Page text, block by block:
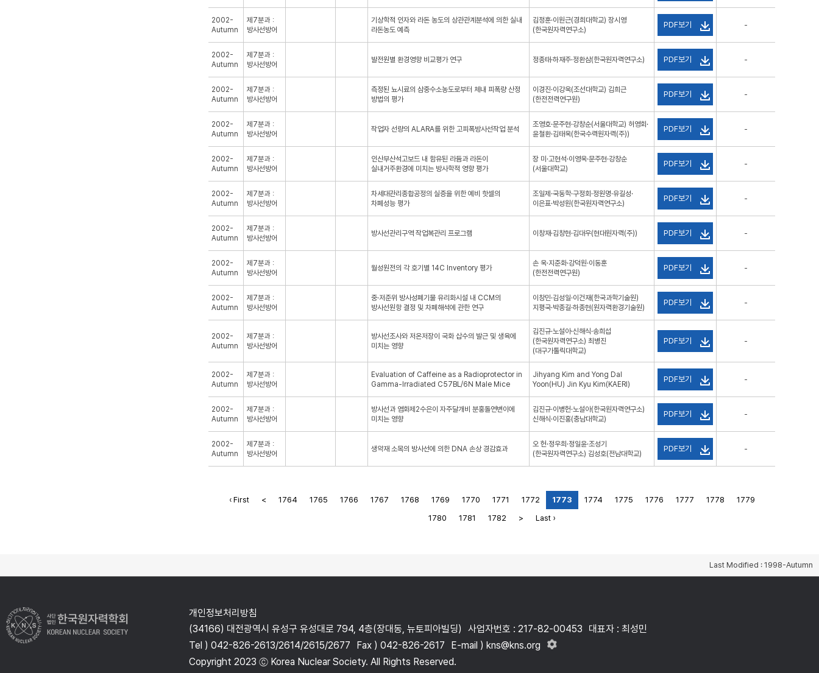
2002-
Autumn
제7분과：
방사선방어
기상학적 인자와 라돈 농도의 상관관계분석에 의한 실내
라돈농도 예측
김정훈·이원근(경희대학교) 장시영
(한국원자력연구소)
PDF보기 -
2002-
Autumn
제7분과：
방사선방어
발전원별 환경영향 비교평가 연구 정종태·하재주·정환삼(한국원자력연구소) PDF보기 -
2002-
Autumn
제7분과：
방사선방어
측정된 뇨시료의 삼중수소농도로부터 체내 피폭량 산정
방법의 평가
이경진·이강욱(조선대학교) 김희근
(한전전력연구원)
PDF보기 -
2002-
Autumn
제7분과：
방사선방어
작업자 선량의 ALARA를 위한 고피폭방사선작업 분석
조영호·문주현·강창순(서울대학교) 허영회·
윤철환·김태욱(한국수력원자력(주))
PDF보기 -
2002-
Autumn
제7분과：
방사선방어
인산부산석고보드 내 함유된 라듐과 라돈이
실내거주환경에 미치는 방사학적 영향 평가
장 미·고현석·이영욱·문주현·강창순
(서울대학교)
PDF보기 -
2002-
Autumn
제7분과：
방사선방어
차세대관리종합공정의 실증을 위한 예비 핫셀의
차폐성능 평가
조일제·국동학·구정회·정원명·유길성·
이은표·박성원(한국원자력연구소)
PDF보기 -
2002-
Autumn
제7분과：
방사선방어
방사선관리구역 작업복관리 프로그램 이창재·김창현·김대우(현대원자력(주)) PDF보기 -
2002-
Autumn
제7분과：
방사선방어
월성원전의 각 호기별 14C Inventory 평가
손 욱·지준화·강덕원·이동훈
(한전전력연구원)
PDF보기 -
2002-
Autumn
제7분과：
방사선방어
중·저준위 방사성폐기물 유리화시설 내 CCM의
방사선원항 결정 및 차폐해석에 관한 연구
이창민·김성일·이건재(한국과학기술원)
지평국·박종길·하종현(원자력환경기술원)
PDF보기 -
2002-
Autumn
제7분과：
방사선방어
방사선조사와 저온저장이 국화 삽수의 발근 및 생육에
미치는 영향
김진규·노설아·신해식·송희섭
(한국원자력연구소) 최병진
(대구가톨릭대학교)
PDF보기 -
2002-
Autumn
제7분과：
방사선방어
Evaluation of Caffeine as a Radioprotector in
Gamma-Irradiated C57BL/6N Male Mice
Jihyang Kim and Yong Dal
Yoon(HU) Jin Kyu Kim(KAERI)
PDF보기 -
2002-
Autumn
제7분과：
방사선방어
방사선과 염화제2수은이 자주달개비 분홍돌연변이에
미치는 영향
김진규·이병헌·노설아(한국원자력연구소)
신해식·이진홍(충남대학교)
PDF보기 -
2002-
Autumn
제7분과：
방사선방어
생약재 소목의 방사선에 의한 DNA 손상 경감효과
오 헌·정우희·정일윤·조성기
(한국원자력연구소) 김성호(전남대학교)
PDF보기 -
‹ First < 1764 1765 1766 1767 1768 1769 1770 1771 1772 1773 1774 1775 1776 1777 1778
1779
1780
1781 1782 > Last ›
Last Modified : 1998-Autumn
개인정보처리방침
(34166) 대전광역시 유성구 유성대로 794, 4층(장대동, 뉴토피아빌딩)
사업자번호 : 217-82-00453
대표자 : 최성민
Tel ) 042-826-2613/2614/2615/2677
Fax ) 042-826-2617
E-mail ) kns@kns.org
Copyright 2023 ⓒ Korea Nuclear Society. All Rights Reserved.